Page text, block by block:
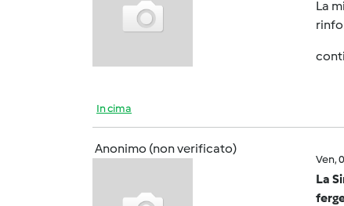
La
In cima
Anonimo (non verificato)
Ven,
La